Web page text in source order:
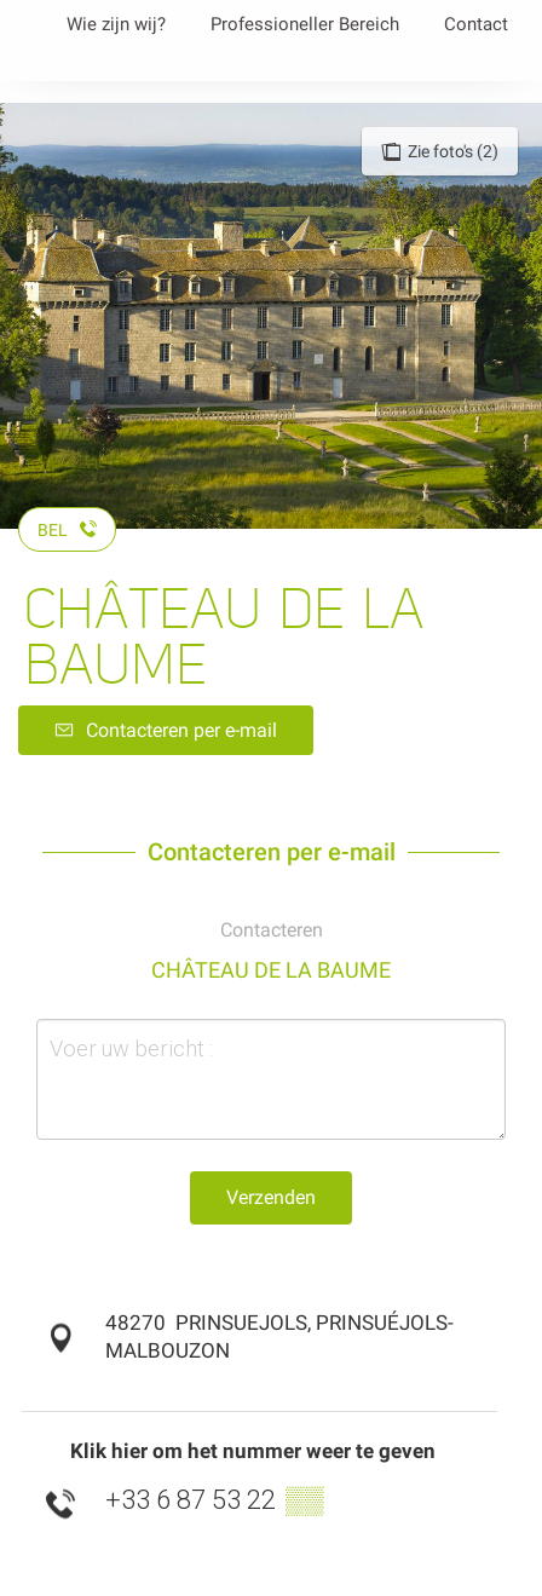
principal
Wie zijn wij? Professioneller Bereich Contact
Zie foto's (2)
BEL
CHÂTEAU DE LA
BAUME
Contacteren per e-mail
Contacteren per e-mail
Contacteren
CHÂTEAU DE LA BAUME
Verzenden
48270
PRINSUEJOLS, PRINSUÉJOLS-
MALBOUZON
Klik hier om het nummer weer te geven
+33 6 87 53 22 ▒▒